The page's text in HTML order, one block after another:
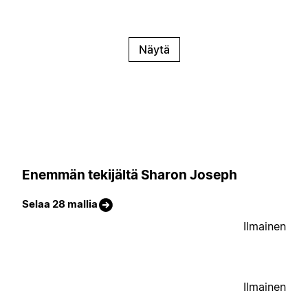
Näytä
Enemmän tekijältä Sharon Joseph
Selaa 28 mallia
Ilmainen
Ilmainen